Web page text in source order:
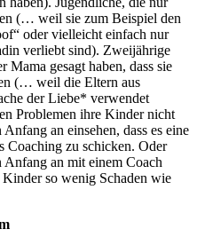
(… weil sie zum Beispiel den
oder vielleicht einfach nur
verliebt sind). Zweijährige
gesagt haben, dass sie
(… weil die Eltern aus
der Liebe* verwendet
Problemen ihre Kinder nicht
an einsehen, dass es eine
Coaching zu schicken. Oder
an mit einem Coach
so wenig Schaden wie